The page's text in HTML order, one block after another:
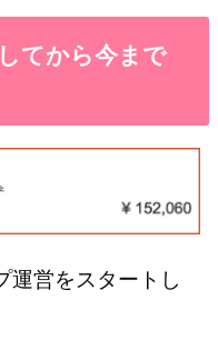
てから今まで
運営をスタートし